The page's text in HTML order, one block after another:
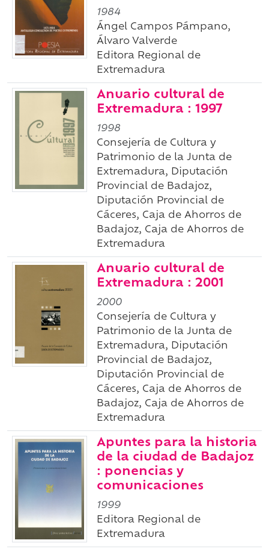
1984
Ángel Campos Pámpano,
Álvaro Valverde
Editora Regional de
Extremadura
Anuario cultural de
Extremadura : 1997
1998
Consejería de Cultura y
Patrimonio de la Junta de
Extremadura, Diputación
Provincial de Badajoz,
Diputación Provincial de
Cáceres, Caja de Ahorros de
Badajoz, Caja de Ahorros de
Extremadura
Anuario cultural de
Extremadura : 2001
2000
Consejería de Cultura y
Patrimonio de la Junta de
Extremadura, Diputación
Provincial de Badajoz,
Diputación Provincial de
Cáceres, Caja de Ahorros de
Badajoz, Caja de Ahorros de
Extremadura
Apuntes para la historia
de la ciudad de Badajoz
: ponencias y
comunicaciones
1999
Editora Regional de
Extremadura